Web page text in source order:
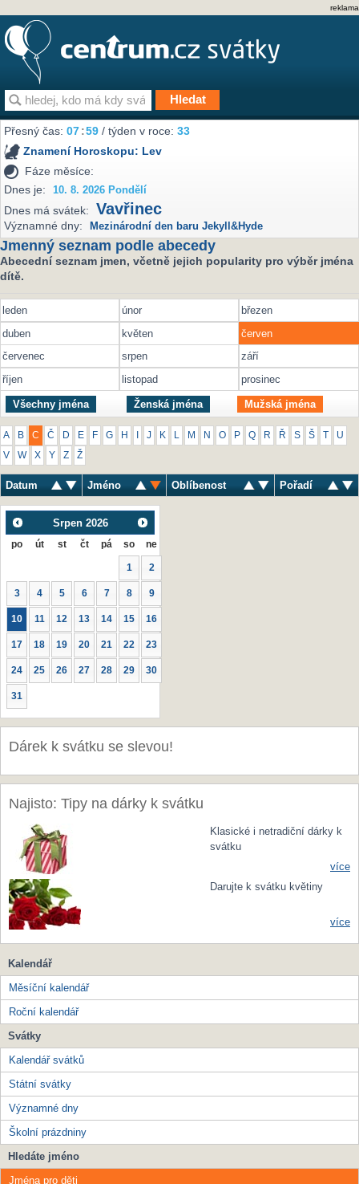
reklama
Přesný čas:07:59 / týden v roce:33
Znamení Horoskopu: Lev
Fáze měsíce:
Dnes je:
10. 8. 2026 Pondělí
Dnes má svátek: Vavřinec
Významné dny: Mezinárodní den baru Jekyll&Hyde
Jmenný seznam podle abecedy
Abecední seznam jmen, včetně jejich popularity pro výběr jména
dítě.
leden únor
březen
duben
květen
červen
červenec
srpen
září
říjen
listopad prosinec
Všechny jména Ženská jména Mužská jména
A B C Č D E F G H J K M N O P Q R Ř S Š U
V W X Y Z Ž
Datum Jméno Oblíbenost Pořadí
Srpen 2026
po út st čt pá so ne
1 2
3 4 5 6 7 8 9
10 11 12 13 14 15 16
17 18 19 20 21 22 23
24 25 26 27 28 29 30
31
Dárek k svátku se slevou!
Najisto: Tipy na dárky k svátku
Klasické i netradiční dárky k
svátku
více
Darujte k svátku květiny
více
Kalendář
Měsíční kalendář
Roční kalendář
Svátky
Kalendář svátků
Státní svátky
Významné dny
Školní prázdniny
Hledáte jméno
Jména pro děti